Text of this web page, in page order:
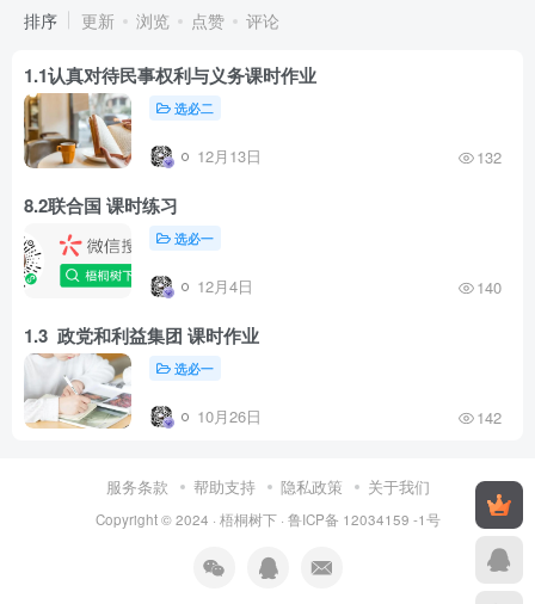
排序 更新 浏览 点赞 评论
1.1认真对待民事权利与义务课时作业
选必二
12月13日 132
8.2联合国 课时练习
选必一
12月4日 140
1.3 政党和利益集团 课时作业
选必一
10月26日 142
服务条款 帮助支持 隐私政策 关于我们
Copyright © 2024 · 梧桐树下· 鲁ICP备 12034159 -1号